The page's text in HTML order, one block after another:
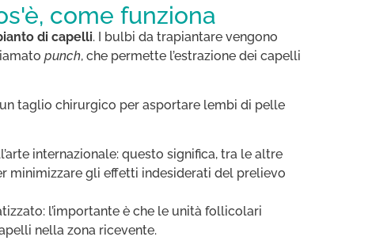
come funziona
di capelli. I bulbi da trapiantare vengono
punch, che permette l’estrazione dei capelli
taglio chirurgico per asportare lembi di pelle
internazionale: questo significa, tra le altre
minimizzare gli effetti indesiderati del prelievo
l’importante è che le unità follicolari
nella zona ricevente.